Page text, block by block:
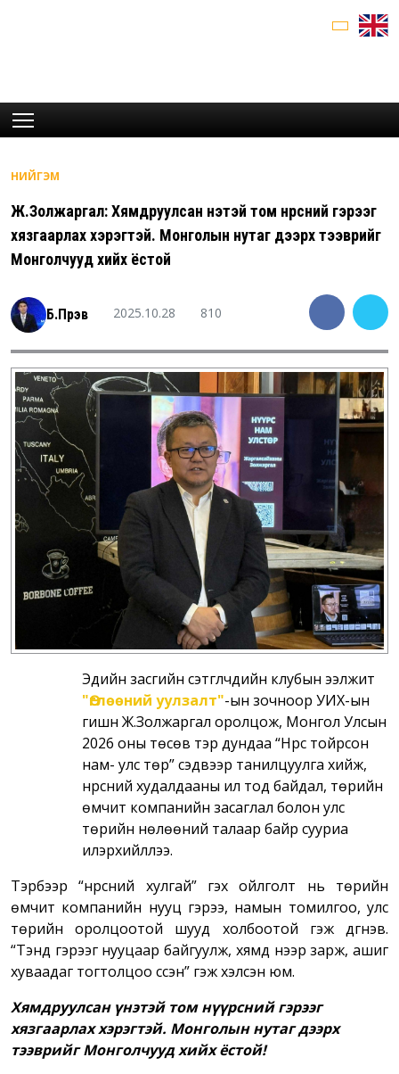
НИЙГЭМ
Ж.Золжаргал: Хямдруулсан үнэтэй том нүүрсний гэрээг
хязгаарлах хэрэгтэй. Монголын нутаг дээрх тээврийг
Монголчууд хийх ёстой
Б.Пүрэв 2025.10.28 810
Эдийн засгийн сэтгүүлчдийн клубын ээлжит
"Өглөөний уулзалт"-ын зочноор УИХ-ын
гишүүн Ж.Золжаргал оролцож, Монгол Улсын
2026 оны төсөв тэр дундаа “Нүүрс тойрсон
нам- улс төр” сэдвээр танилцуулга хийж,
нүүрсний худалдааны ил тод байдал, төрийн
өмчит компанийн засаглал болон улс
төрийн нөлөөний талаар байр сууриа
илэрхийллээ.
Тэрбээр “нүүрсний хулгай” гэх ойлголт нь төрийн
өмчит компанийн нууц гэрээ, намын томилгоо, улс
төрийн оролцоотой шууд холбоотой гэж дүгнэв.
“Тэнд гэрээг нууцаар байгуулж, хямд үнээр зарж, ашиг
хуваадаг тогтолцоо үүссэн” гэж хэлсэн юм.
Хямдруулсан үнэтэй том нүүрсний гэрээг
хязгаарлах хэрэгтэй. Монголын нутаг дээрх
тээврийг Монголчууд хийх ёстой!